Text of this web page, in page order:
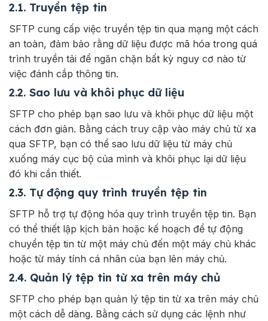
2.1. Truyền tệp tin
SFTP cung cấp việc truyền tệp tin qua mạng một cách
an toàn, đảm bảo rằng dữ liệu được mã hóa trong quá
trình truyền tải để ngăn chặn bất kỳ nguy cơ nào từ
việc đánh cắp thông tin.
2.2. Sao lưu và khôi phục dữ liệu
SFTP cho phép bạn sao lưu và khôi phục dữ liệu một
cách đơn giản. Bằng cách truy cập vào máy chủ từ xa
qua SFTP, bạn có thể sao lưu dữ liệu từ máy chủ
xuống máy cục bộ của mình và khôi phục lại dữ liệu
đó khi cần thiết.
2.3. Tự động quy trình truyền tệp tin
SFTP hỗ trợ tự động hóa quy trình truyền tệp tin. Bạn
có thể thiết lập kịch bản hoặc kế hoạch để tự động
chuyển tệp tin từ một máy chủ đến một máy chủ khác
hoặc từ máy tính cá nhân của bạn lên máy chủ.
2.4. Quản lý tệp tin từ xa trên máy chủ
SFTP cho phép bạn quản lý tệp tin từ xa trên máy chủ
một cách dễ dàng. Bằng cách sử dụng các lệnh như